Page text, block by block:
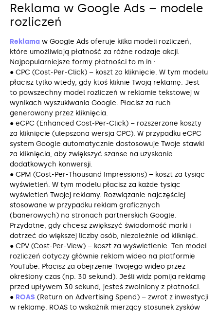
Reklama w Google Ads – modele
rozliczeń
Reklama w Google Ads oferuje kilka modeli rozliczeń,
które umożliwiają płatność za różne rodzaje akcji.
Najpopularniejsze formy płatności to m.in.:
● CPC (Cost-Per-Click) – koszt za kliknięcie. W tym modelu
płacisz tylko wtedy, gdy ktoś kliknie Twoją reklamę. Jest
to powszechny model rozliczeń w reklamie tekstowej w
wynikach wyszukiwania Google. Płacisz za ruch
generowany przez kliknięcia.
● eCPC (Enhanced Cost-Per-Click) – rozszerzone koszty
za kliknięcie (ulepszona wersja CPC). W przypadku eCPC
system Google automatycznie dostosowuje Twoje stawki
za kliknięcia, aby zwiększyć szanse na uzyskanie
dodatkowych konwersji.
● CPM (Cost-Per-Thousand Impressions) – koszt za tysiąc
wyświetleń. W tym modelu płacisz za każde tysiąc
wyświetleń Twojej reklamy. Rozwiązanie najczęściej
stosowane w przypadku reklam graficznych
(banerowych) na stronach partnerskich Google.
Przydatne, gdy chcesz zwiększyć świadomość marki i
dotrzeć do większej liczby osób, niezależnie od kliknięć.
● CPV (Cost-Per-View) – koszt za wyświetlenie. Ten model
rozliczeń dotyczy głównie reklam wideo na platformie
YouTube. Płacisz za obejrzenie Twojego wideo przez
określony czas (np. 30 sekund). Jeśli widz pomija reklamę
przed upływem 30 sekund, jesteś zwolniony z płatności.
● ROAS (Return on Advertising Spend) – zwrot z inwestycji
w reklamę. ROAS to wskaźnik mierzący stosunek zysków